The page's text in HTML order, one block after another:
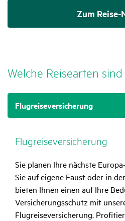
Zum
Welche Reise­arten
Flugreiseversicherung
Flug­rei­se­ver­si­che­rung
Sie planen Ihre nächste
Sie auf eigene Faust oder in
bieten Ihnen einen auf Ihre
Versicherungsschutz mit
Flugreiseversicherung.